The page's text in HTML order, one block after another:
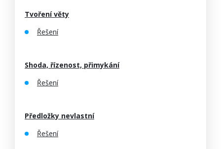
Tvoření věty
Řešení
Shoda, řízenost, přimykání
Řešení
Předložky nevlastní
Řešení